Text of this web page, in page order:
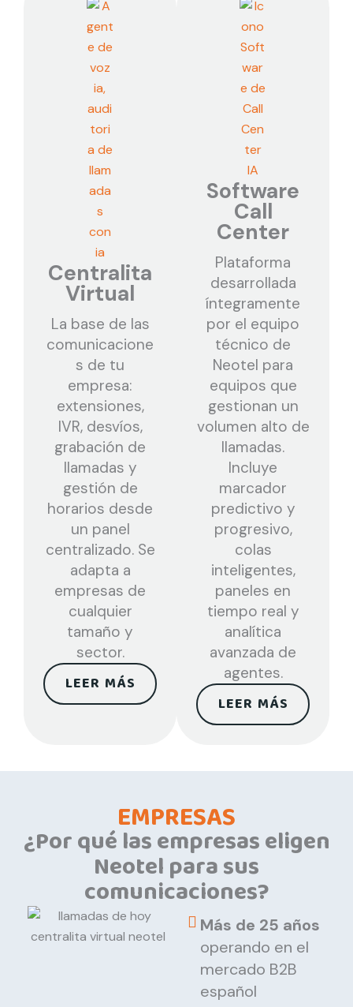
Centralita
Virtual
La base de las
comunicacione
s de tu
empresa:
extensiones,
IVR, desvíos,
grabación de
llamadas y
gestión de
horarios desde
un panel
centralizado. Se
adapta a
empresas de
cualquier
tamaño y
sector.
LEER MÁS
Software
Call
Center
Plataforma
desarrollada
íntegramente
por el equipo
técnico de
Neotel para
equipos que
gestionan un
volumen alto de
llamadas.
Incluye
marcador
predictivo y
progresivo,
colas
inteligentes,
paneles en
tiempo real y
analítica
avanzada de
agentes.
LEER MÁS
EMPRESAS
¿Por qué las empresas eligen
Neotel para sus
comunicaciones?
Más de 25 años
operando en el
mercado B2B
español